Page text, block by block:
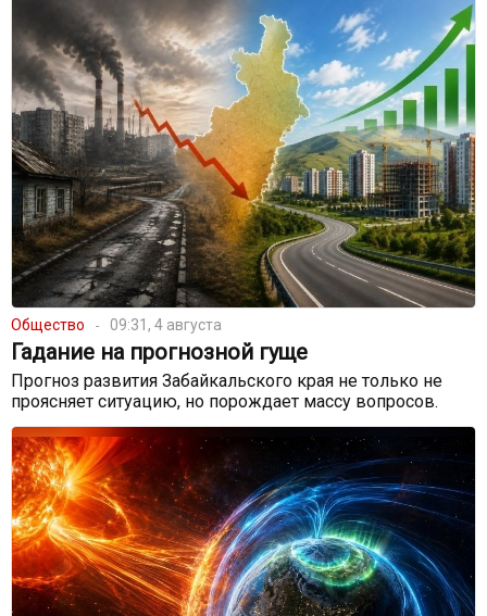
Общество 09:31, 4 августа
Гадание на прогнозной гуще
Прогноз развития Забайкальского края не только не
проясняет ситуацию, но порождает массу вопросов.